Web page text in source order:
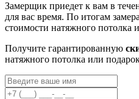
Замерщик приедет к вам в
для вас время. По итогам
стоимости натяжного потолка
Получите гарантированную
натяжного потолка или